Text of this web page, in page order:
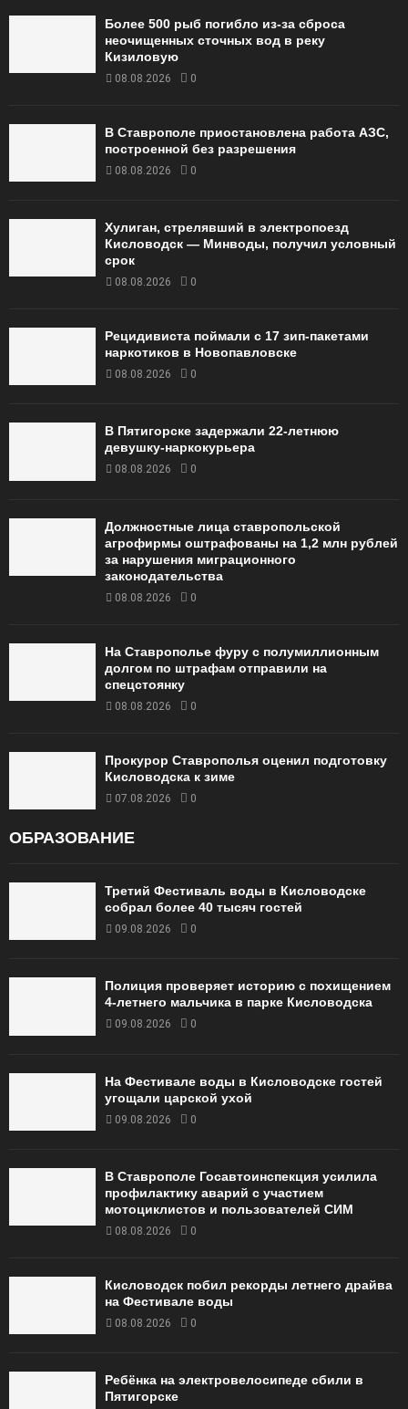
Более 500 рыб погибло из-за сброса
неочищенных сточных вод в реку
Кизиловую
08.08.2026 0
В Ставрополе приостановлена работа АЗС,
построенной без разрешения
08.08.2026 0
Хулиган, стрелявший в электропоезд
Кисловодск — Минводы, получил условный
срок
08.08.2026 0
Рецидивиста поймали с 17 зип-пакетами
наркотиков в Новопавловске
08.08.2026 0
В Пятигорске задержали 22-летнюю
девушку-наркокурьера
08.08.2026 0
Должностные лица ставропольской
агрофирмы оштрафованы на 1,2 млн рублей
за нарушения миграционного
законодательства
08.08.2026 0
На Ставрополье фуру с полумиллионным
долгом по штрафам отправили на
спецстоянку
08.08.2026 0
Прокурор Ставрополья оценил подготовку
Кисловодска к зиме
07.08.2026 0
ОБРАЗОВАНИЕ
Третий Фестиваль воды в Кисловодске
собрал более 40 тысяч гостей
09.08.2026 0
Полиция проверяет историю с похищением
4-летнего мальчика в парке Кисловодска
09.08.2026 0
На Фестивале воды в Кисловодске гостей
угощали царской ухой
09.08.2026 0
В Ставрополе Госавтоинспекция усилила
профилактику аварий с участием
мотоциклистов и пользователей СИМ
08.08.2026 0
Кисловодск побил рекорды летнего драйва
на Фестивале воды
08.08.2026 0
Ребёнка на электровелосипеде сбили в
Пятигорске